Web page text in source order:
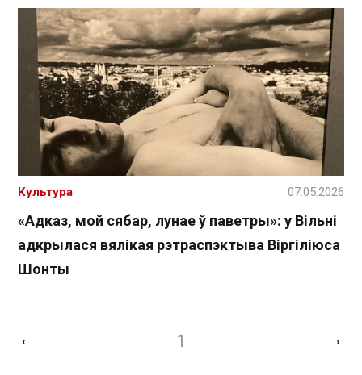
«Адказ, мой сябар, лунае ў паветры»: у Вільні
адкрылася вялікая рэтраспэктыва Віргіліюса
Шонты
Культура 07.05.2026
‹ 1 ›